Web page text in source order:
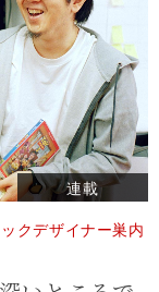
連載
クデザイナー巣内